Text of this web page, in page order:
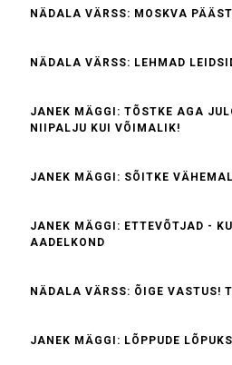
NÄDALA VÄRSS: MOSKVA
NÄDALA VÄRSS: LEHMAD
JANEK MÄGGI: TÕSTKE AGA
NIIPALJU KUI VÕIMALIK!
JANEK MÄGGI: SÕITKE
JANEK MÄGGI: ETTEVÕTJAD -
AADELKOND
NÄDALA VÄRSS: ÕIGE VASTUS!
JANEK MÄGGI: LÕPPUDE